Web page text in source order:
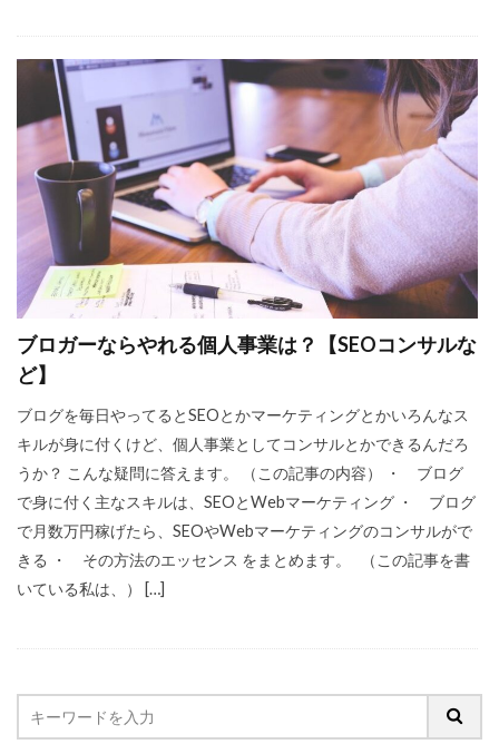
ブロガーならやれる個人事業は？【SEOコンサルな
ど】
ブログを毎日やってるとSEOとかマーケティングとかいろんなス
キルが身に付くけど、個人事業としてコンサルとかできるんだろ
うか？ こんな疑問に答えます。 （この記事の内容） ・ ブログ
で身に付く主なスキルは、SEOとWebマーケティング ・ ブログ
で月数万円稼げたら、SEOやWebマーケティングのコンサルがで
きる ・ その方法のエッセンス をまとめます。 （この記事を書
いている私は、） […]